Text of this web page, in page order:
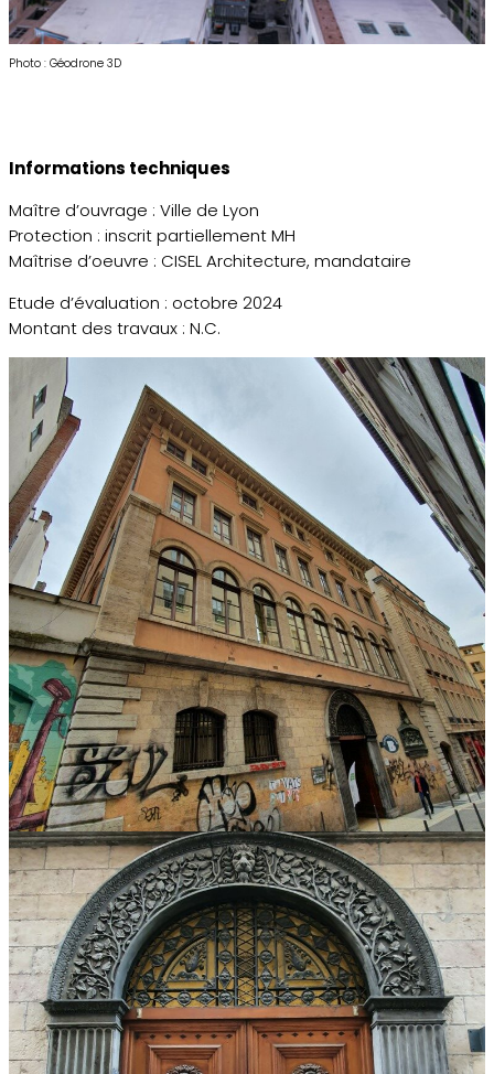
Photo : Géodrone 3D
Informations techniques
Maître d’ouvrage : Ville de Lyon
Protection : inscrit partiellement MH
Maîtrise d’oeuvre : CISEL Architecture, mandataire
Etude d’évaluation : octobre 2024
Montant des travaux : N.C.